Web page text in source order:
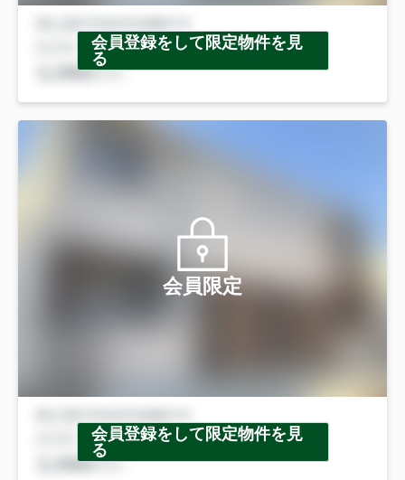
会員登録をして限定物件を見
る
会員限定
会員登録をして限定物件を見
る